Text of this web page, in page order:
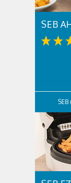
SEB
SEB